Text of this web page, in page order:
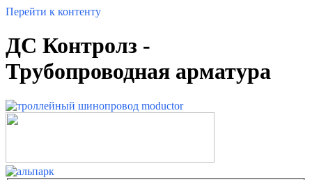
Перейти к контенту
ДС Контролз -
Трубопроводная арматура